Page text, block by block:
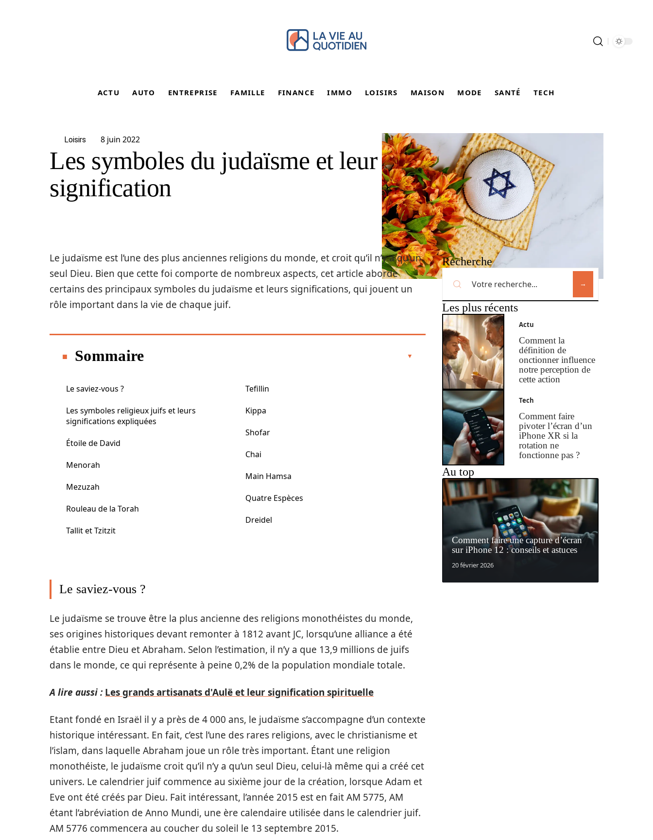
ACTU AUTO ENTREPRISE FAMILLE FINANCE IMMO LOISIRS MAISON MODE SANTÉ TECH
Loisirs 8 juin 2022
Les symboles du judaïsme et leur
signification
Le judaïsme est l’une des plus anciennes religions du monde, et croit qu’il n’y a qu’un
seul Dieu. Bien que cette foi comporte de nombreux aspects, cet article aborde
certains des principaux symboles du judaïsme et leurs significations, qui jouent un
rôle important dans la vie de chaque juif.
Sommaire
Le saviez-vous ?
Les symboles religieux juifs et leurs
significations expliquées
Étoile de David
Menorah
Mezuzah
Rouleau de la Torah
Tallit et Tzitzit
Tefillin
Kippa
Shofar
Chai
Main Hamsa
Quatre Espèces
Dreidel
Le saviez-vous ?
Le judaïsme se trouve être la plus ancienne des religions monothéistes du monde,
ses origines historiques devant remonter à 1812 avant JC, lorsqu’une alliance a été
établie entre Dieu et Abraham. Selon l’estimation, il n’y a que 13,9 millions de juifs
dans le monde, ce qui représente à peine 0,2% de la population mondiale totale.
A lire aussi : Les grands artisanats d'Aulë et leur signification spirituelle
Etant fondé en Israël il y a près de 4 000 ans, le judaïsme s’accompagne d’un contexte
historique intéressant. En fait, c’est l’une des rares religions, avec le christianisme et
l’islam, dans laquelle Abraham joue un rôle très important. Étant une religion
monothéiste, le judaïsme croit qu’il n’y a qu’un seul Dieu, celui-là même qui a créé cet
univers. Le calendrier juif commence au sixième jour de la création, lorsque Adam et
Eve ont été créés par Dieu. Fait intéressant, l’année 2015 est en fait AM 5775, AM
étant l’abréviation de Anno Mundi, une ère calendaire utilisée dans le calendrier juif.
AM 5776 commencera au coucher du soleil le 13 septembre 2015.
Recherche
Les plus récents
Actu
Comment la
définition de
onctionner influence
notre perception de
cette action
Tech
Comment faire
pivoter l’écran d’un
iPhone XR si la
rotation ne
fonctionne pas ?
Au top
Comment faire une capture d’écran
sur iPhone 12 : conseils et astuces
20 février 2026